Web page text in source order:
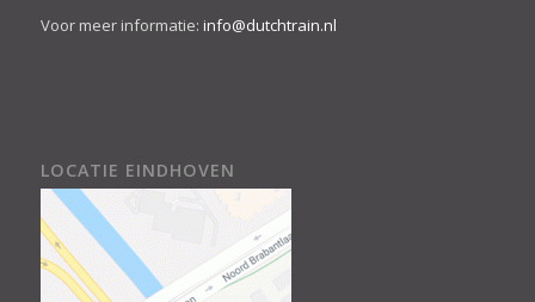
Voor meer informatie: info@dutchtrain.nl
LOCATIE EINDHOVEN